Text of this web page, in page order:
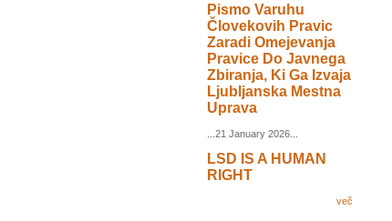
Pismo Varuhu
Človekovih Pravic
Zaradi Omejevanja
Pravice Do Javnega
Zbiranja, Ki Ga Izvaja
Ljubljanska Mestna
Uprava
...21 January 2026...
LSD IS A HUMAN
RIGHT
več